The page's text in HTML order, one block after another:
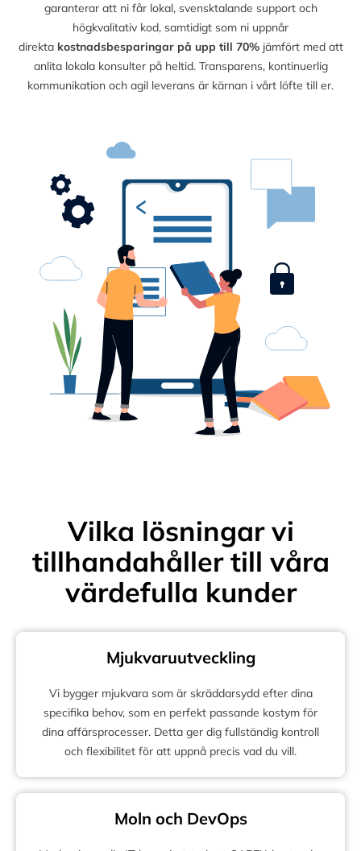
garanterar att ni får lokal, svensktalande support och
högkvalitativ kod, samtidigt som ni uppnår
direkta kostnadsbesparingar på upp till 70%jämfört med att
anlita lokala konsulter på heltid. Transparens, kontinuerlig
kommunikation och agil leverans är kärnan i vårt löfte till er.
Vilka lösningar vi
tillhandahåller till våra
värdefulla kunder
Mjukvaruutveckling
Vi bygger mjukvara som är skräddarsydd efter dina
specifika behov, som en perfekt passande kostym för
dina affärsprocesser. Detta ger dig fullständig kontroll
och flexibilitet för att uppnå precis vad du vill.
Moln och DevOps